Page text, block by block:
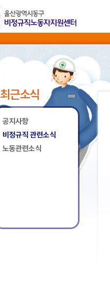
최근소식
공지사항
비정규직 관련소식
노동관련소식